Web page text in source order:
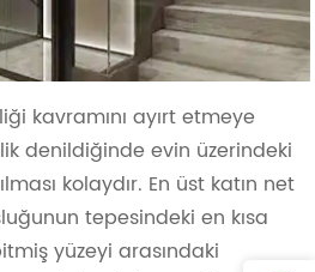
kavramını ayırt etmeye
denildiğinde evin üzerindeki
kolaydır. En üst katın net
tepesindeki en kısa
yüzeyi arasındaki